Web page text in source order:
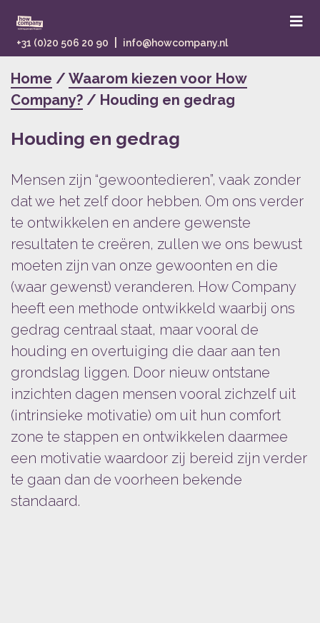
+31 (0)20 506 20 90 info@howcompany.nl
Home /Waarom kiezen voor How
Company? / Houding en gedrag
Houding en gedrag
Mensen zijn “gewoontedieren”, vaak zonder
dat we het zelf door hebben. Om ons verder
te ontwikkelen en andere gewenste
resultaten te creëren, zullen we ons bewust
moeten zijn van onze gewoonten en die
(waar gewenst) veranderen. How Company
heeft een methode ontwikkeld waarbij ons
gedrag centraal staat, maar vooral de
houding en overtuiging die daar aan ten
grondslag liggen. Door nieuw ontstane
inzichten dagen mensen vooral zichzelf uit
(intrinsieke motivatie) om uit hun comfort
zone te stappen en ontwikkelen daarmee
een motivatie waardoor zij bereid zijn verder
te gaan dan de voorheen bekende
standaard.